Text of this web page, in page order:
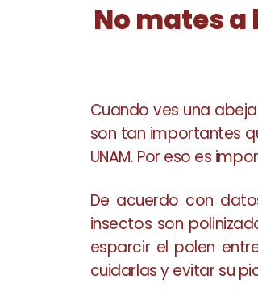
No mates
Cuando ves una
son tan importantes
UNAM. Por eso es
De acuerdo con
insectos son
esparcir el polen
cuidarlas y evitar su